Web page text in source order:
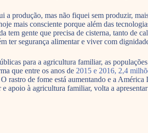
produção, mas não fiquei sem produzir,
mais consciente porque além das
tem gente que precisa de cisterna, tanto de
ter segurança alimentar e viver com
para a agricultura familiar, as
que entre os anos de 2015 e 2016, 2,4
rastro de fome está aumentando e a
apoio à agricultura familiar, volta a